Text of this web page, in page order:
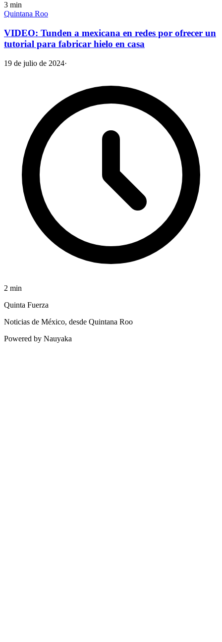
3 min
Quintana Roo
VIDEO: Tunden a mexicana en redes por ofrecer un
tutorial para fabricar hielo en casa
19 de julio de 2024·
2 min
Quinta Fuerza
Noticias de México, desde Quintana Roo
Powered by Nauyaka